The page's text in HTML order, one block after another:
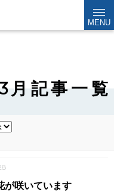
MENU
記事一覧
が咲いています